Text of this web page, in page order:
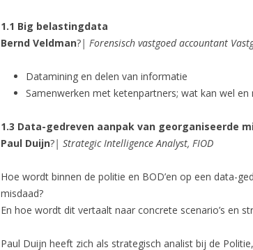
1.1 Big belastingdata
Bernd Veldman?| Forensisch vastgoed accountant
Datamining en delen van informatie
Samenwerken met ketenpartners; wat kan wel en
1.3 Data-gedreven aanpak van georganiseerde
Paul Duijn?| Strategic Intelligence Analyst, FIOD
Hoe wordt binnen de politie en BOD’en op een data-
misdaad?
En hoe wordt dit vertaalt naar concrete scenario’s en
Paul Duijn heeft zich als strategisch analist bij de